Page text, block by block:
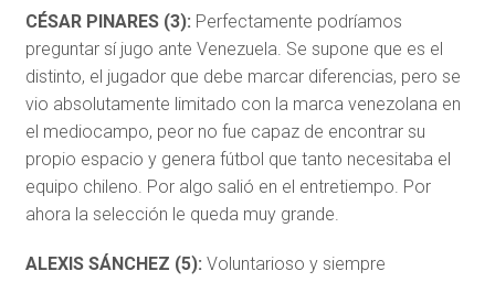
CÉSAR PINARES (3): Perfectamente podríamos
preguntar sí jugo ante Venezuela. Se supone que es el
distinto, el jugador que debe marcar diferencias, pero se
vio absolutamente limitado con la marca venezolana en
el mediocampo, peor no fue capaz de encontrar su
propio espacio y genera fútbol que tanto necesitaba el
equipo chileno. Por algo salió en el entretiempo. Por
ahora la selección le queda muy grande.
ALEXIS SÁNCHEZ (5): Voluntarioso y siempre